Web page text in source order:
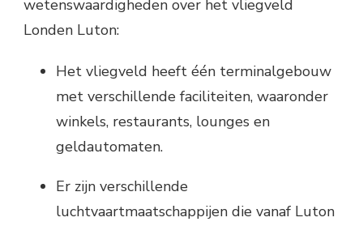
wetenswaardigheden over het vliegveld
Londen Luton:
Het vliegveld heeft één terminalgebouw
met verschillende faciliteiten, waaronder
winkels, restaurants, lounges en
geldautomaten.
Er zijn verschillende
luchtvaartmaatschappijen die vanaf Luton